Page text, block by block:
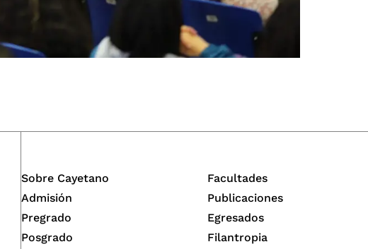
Sobre Cayetano
Admisión
Pregrado
Posgrado
Facultades
Publicaciones
Egresados
Filantropia